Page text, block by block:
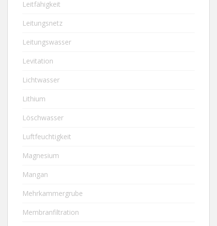
Leitfähigkeit
Leitungsnetz
Leitungswasser
Levitation
Lichtwasser
Lithium
Löschwasser
Luftfeuchtigkeit
Magnesium
Mangan
Mehrkammergrube
Membranfiltration